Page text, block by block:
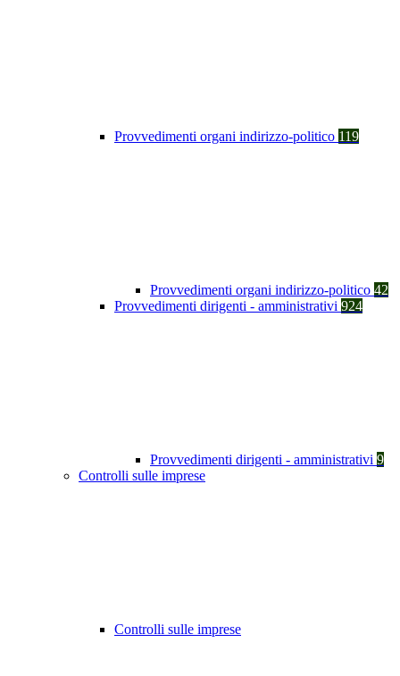
Provvedimenti organi indirizzo-politico 119
Provvedimenti organi indirizzo-politico 42
Provvedimenti dirigenti - amministrativi 924
Provvedimenti dirigenti - amministrativi 9
Controlli sulle imprese
Controlli sulle imprese